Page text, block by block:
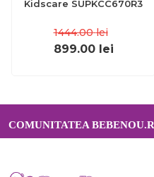
Kidscare SUPKCC670R3
1444.00 lei
899.00 lei
COMUNITATEA